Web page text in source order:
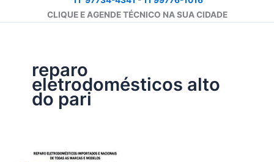
CLIQUE E AGENDE TÉCNICO NA SUA CIDADE
reparo
eletrodomésticos alto
do pari